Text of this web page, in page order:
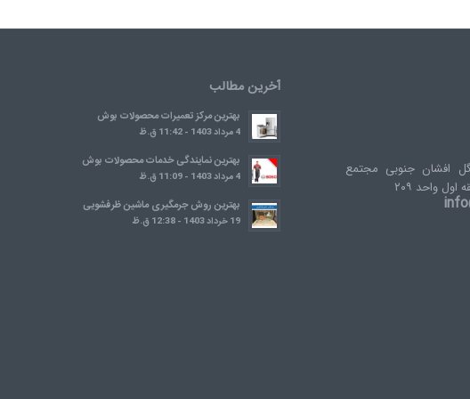
افشان جنوبی مجتمع
واحد ۲۰۹
آخرین مطالب
بهترین مرکز تعمیرات محصولات بوش
4 مرداد 1403 - 11:42 ق.ظ
بهترین نمایندگی خدمات محصولات بوش
4 مرداد 1403 - 11:09 ق.ظ
بهترین روش جرمگیری ماشین ظرفشویی
19 خرداد 1403 - 12:38 ق.ظ